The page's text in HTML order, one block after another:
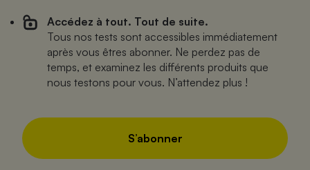
Accédez à tout. Tout de suite.
Tous nos tests sont accessibles immédiatement
après vous êtres abonner. Ne perdez pas de
temps, et examinez les différents produits que
nous testons pour vous. N’attendez plus !
S’abonner